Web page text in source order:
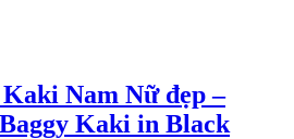
Nam Nữ đẹp –
Kaki in Black